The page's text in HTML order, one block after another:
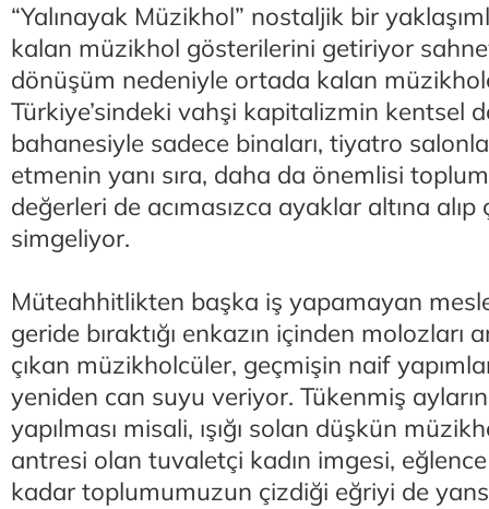
“Yalınayak Müzikhol” nostaljik bir
kalan müzikhol gösterilerini getiriyor
dönüşüm nedeniyle ortada kalan
Türkiye’sindeki vahşi kapitalizmin kentsel
bahanesiyle sadece binaları, tiyatro
etmenin yanı sıra, daha da önemlisi
değerleri de acımasızca ayaklar altına
simgeliyor.
Müteahhitlikten başka iş yapamayan
geride bıraktığı enkazın içinden molozları
çıkan müzikholcüler, geçmişin naif
yeniden can suyu veriyor. Tükenmiş ayların
yapılması misali, ışığı solan düşkün
antresi olan tuvaletçi kadın imgesi,
kadar toplumumuzun çizdiği eğriyi de